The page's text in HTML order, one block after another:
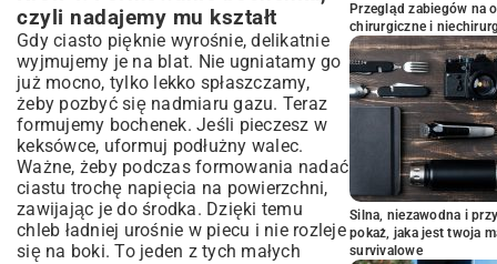
czyli nadajemy mu kształt
Gdy ciasto pięknie wyrośnie, delikatnie
wyjmujemy je na blat. Nie ugniatamy go
już mocno, tylko lekko spłaszczamy,
żeby pozbyć się nadmiaru gazu. Teraz
formujemy bochenek. Jeśli pieczesz w
keksówce, uformuj podłużny walec.
Ważne, żeby podczas formowania nadać
ciastu trochę napięcia na powierzchni,
zawijając je do środka. Dzięki temu
chleb ładniej urośnie w piecu i nie rozleje
się na boki. To jeden z tych małych
Przegląd zabiegów na
chirurgiczne i
Silna, niezawodna i
pokaż, jaka jest twoja
survivalowe